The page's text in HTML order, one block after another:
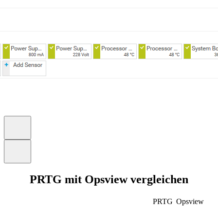
PRTG mit Opsview vergleichen
PRTG Opsview